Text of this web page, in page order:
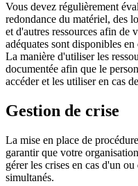
Vous devez régulièrement
redondance du matériel, des
et d'autres ressources afin de
adéquates sont disponibles
La manière d'utiliser les
documentée afin que le
accéder et les utiliser en cas
Gestion de crise
La mise en place de
garantir que votre
gérer les crises en cas d'un
simultanés.